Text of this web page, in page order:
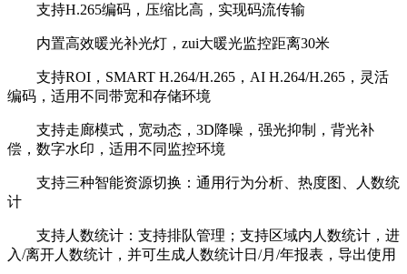
支持H.265编码，压缩比高，实现码流传输
内置高效暖光补光灯，zui大暖光监控距离30米
支持ROI，SMART H.264/H.265，AI H.264/H.265，灵活
编码，适用不同带宽和存储环境
支持走廊模式，宽动态，3D降噪，强光抑制，背光补
偿，数字水印，适用不同监控环境
支持三种智能资源切换：通用行为分析、热度图、人数统
计
支持人数统计：支持排队管理；支持区域内人数统计，进
入/离开人数统计，并可生成人数统计日/月/年报表，导出使用